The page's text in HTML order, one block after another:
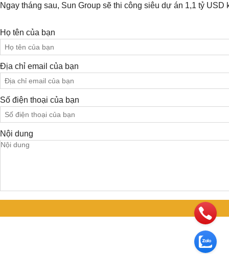
Ngay tháng sau, Sun Group sẽ thi công siêu dự án 1,1 tỷ
Họ tên của bạn
Địa chỉ email của bạn
Số điện thoại của bạn
Nội dung